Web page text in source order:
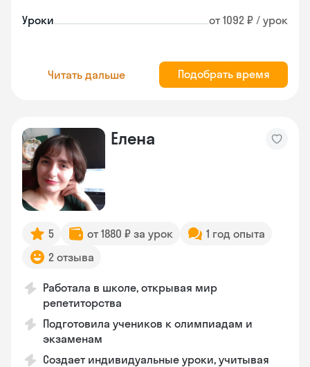
Уроки от 1092 ₽ / урок
Читать дальше Подобрать время
Елена
5 от 1880 ₽ за урок
1 год опыта
2 отзыва
Работала в школе, открывая мир
репетиторства
Подготовила учеников к олимпиадам и
экзаменам
Создает индивидуальные уроки, учитывая